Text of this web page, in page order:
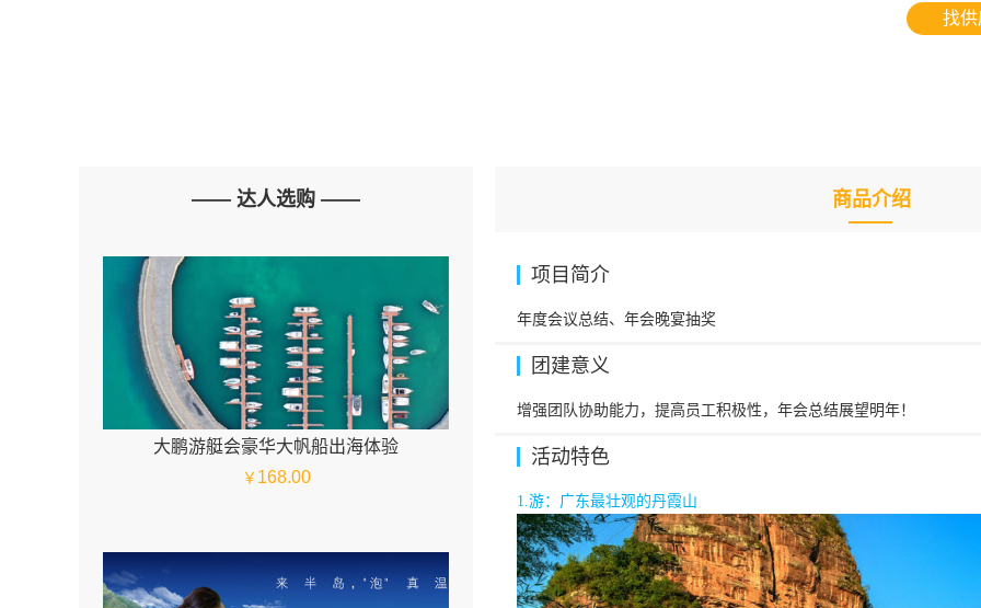
找
—— 达人选购 ——
大鹏游艇会豪华大帆船出海体验
￥ 168.00
商品介绍
项目简介
年度会议总结、年会晚宴抽奖
团建意义
增强团队协助能力，提高员工积极性，年会总结展望明年！
活动特色
1.游：广东最壮观的丹霞山